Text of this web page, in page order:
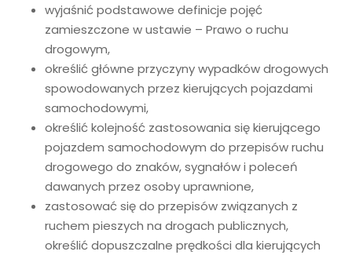
wyjaśnić podstawowe definicje pojęć
zamieszczone w ustawie – Prawo o ruchu
drogowym,
określić główne przyczyny wypadków drogowych
spowodowanych przez kierujących pojazdami
samochodowymi,
określić kolejność zastosowania się kierującego
pojazdem samochodowym do przepisów ruchu
drogowego do znaków, sygnałów i poleceń
dawanych przez osoby uprawnione,
zastosować się do przepisów związanych z
ruchem pieszych na drogach publicznych,
określić dopuszczalne prędkości dla kierujących